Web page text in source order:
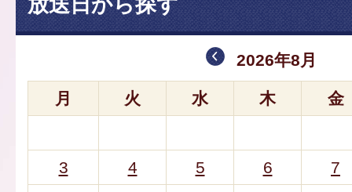
放送日から探す
2026年8月
月 火 水 木 金
3 4 5 6
7